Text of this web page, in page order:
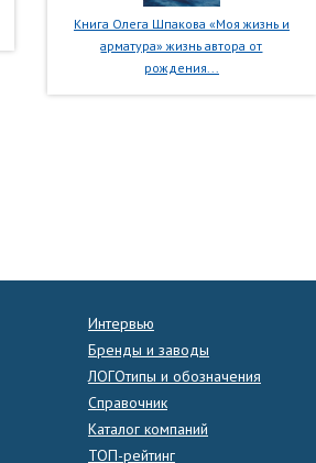
Книга Олега Шпакова «Моя жизнь и
арматура» жизнь автора от
рождения...
Интервью
Бренды и заводы
ЛОГОтипы и обозначения
Справочник
Каталог компаний
ТОП-рейтинг